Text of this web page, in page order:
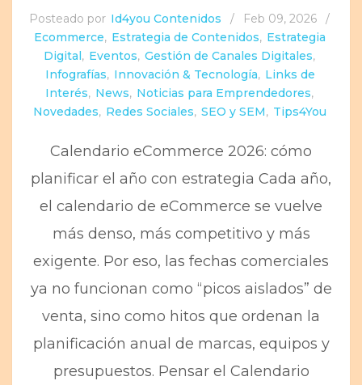
Posteado por Id4you Contenidos / Feb 09, 2026
/
Ecommerce, Estrategia de Contenidos, Estrategia
Digital , Eventos, Gestión de Canales Digitales,
Infografías, Innovación & Tecnología, Links de
Interés, News, Noticias para Emprendedores,
Novedades, Redes Sociales, SEO y SEM, Tips4You
Calendario eCommerce 2026: cómo
planificar el año con estrategia Cada año,
el calendario de eCommerce se vuelve
más denso, más competitivo y más
exigente. Por eso, las fechas comerciales
ya no funcionan como “picos aislados” de
venta, sino como hitos que ordenan la
planificación anual de marcas, equipos y
presupuestos. Pensar el Calendario